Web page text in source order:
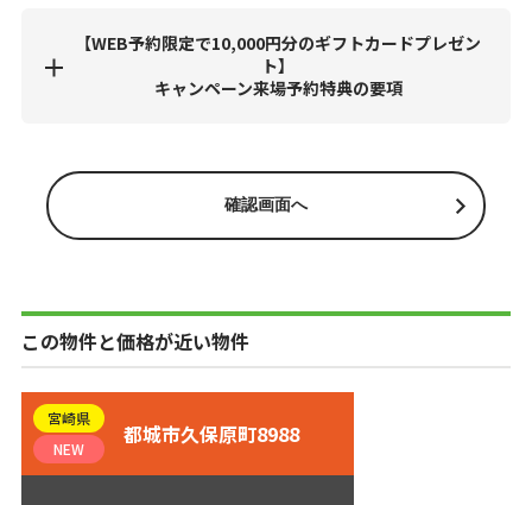
【WEB予約限定で10,000円分のギフトカードプレゼン
ト】
キャンペーン来場予約特典の要項
この物件と価格が近い物件
宮崎県
NEW
都城市久保原町8988